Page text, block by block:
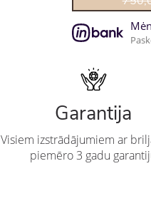
Garantija
Visiem izstrādājumiem ar
piemēro 3 gadu